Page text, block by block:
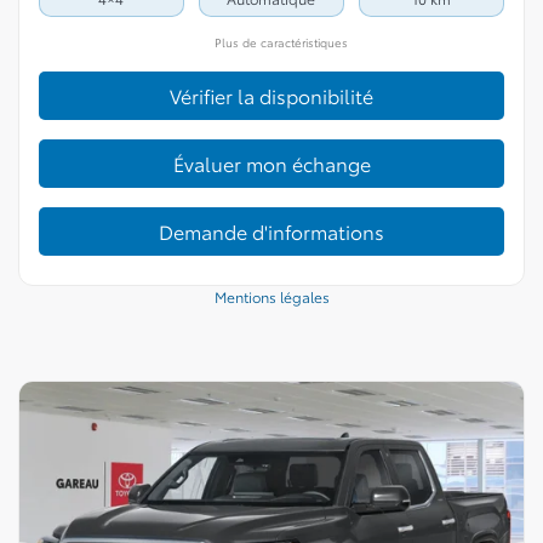
Plus de caractéristiques
Vérifier la disponibilité
Évaluer mon échange
Demande d'informations
Mentions légales